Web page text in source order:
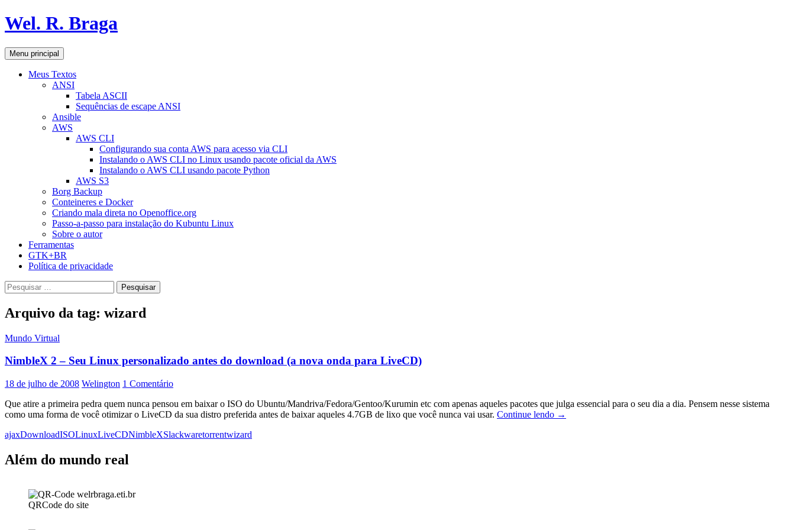
Pular
para
conteúdo
Wel. R. Braga
Pesquisar
Menu principal
Meus Textos
ANSI
Tabela ASCII
Sequências de escape ANSI
Ansible
AWS
AWS CLI
Configurando sua conta AWS para acesso via CLI
Instalando o AWS CLI no Linux usando pacote oficial da AWS
Instalando o AWS CLI usando pacote Python
AWS S3
Borg Backup
Conteineres e Docker
Criando mala direta no Openoffice.org
Passo-a-passo para instalação do Kubuntu Linux
Sobre o autor
Ferramentas
GTK+BR
Política de privacidade
Pesquisar
por:
Arquivo da tag: wizard
Mundo Virtual
NimbleX 2 – Seu Linux personalizado antes do download (a nova onda para LiveCD)
18 de julho de 2008 Welington 1 Comentário
Que atire a primeira pedra quem nunca pensou em baixar o ISO do Ubuntu/Mandriva/Fedora/Gentoo/Kurumin etc com apenas aqueles pacotes que julga essencial para o seu dia a dia. Pensem nesse sistema
como uma forma de você otimizar o LiveCD da sua distro preferida antes de baixar aqueles 4.7GB de lixo que você nunca vai usar. Continue lendo NimbleX
→
ajaxDownloadISOLinuxLiveCDNimbleXSlackwaretorrentwizard
Além do mundo real
QRCode do site